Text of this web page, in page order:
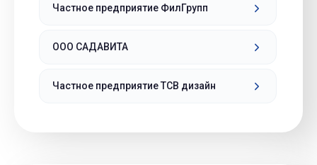
Частное предприятие ФилГрупп
ООО САДАВИТА
Частное предприятие ТСВ дизайн